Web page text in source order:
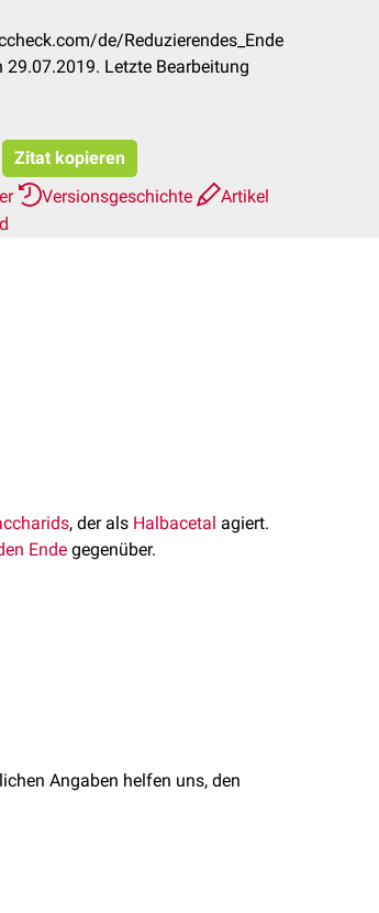
de/Reduzierendes_Ende
29.07.2019. Letzte Bearbeitung
Zitat kopieren
Versionsgeschichte
Artikel
, der als Halbacetal agiert.
Ende gegenüber.
der zyklischen und der offenen
der Verknüpfung von zwei
ein Acetal. Das anomere
kann sich in wässriger Lösung
Angaben helfen uns, den